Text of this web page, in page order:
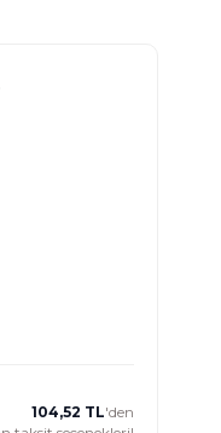
104,52 TL'den